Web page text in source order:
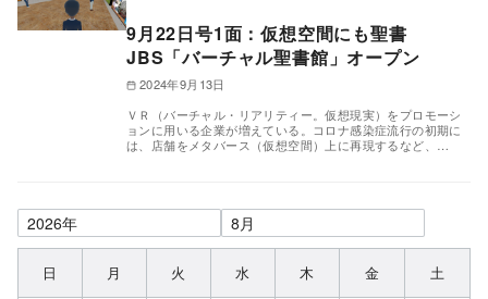
9月22日号1面：仮想空間にも聖書
JBS「バーチャル聖書館」オープン
2024年9月13日
ＶＲ（バーチャル・リアリティー。仮想現実）をプロモーシ
ョンに用いる企業が増えている。コロナ感染症流行の初期に
は、店舗をメタバース（仮想空間）上に再現するなど、…
日 月 火 水 木 金 土